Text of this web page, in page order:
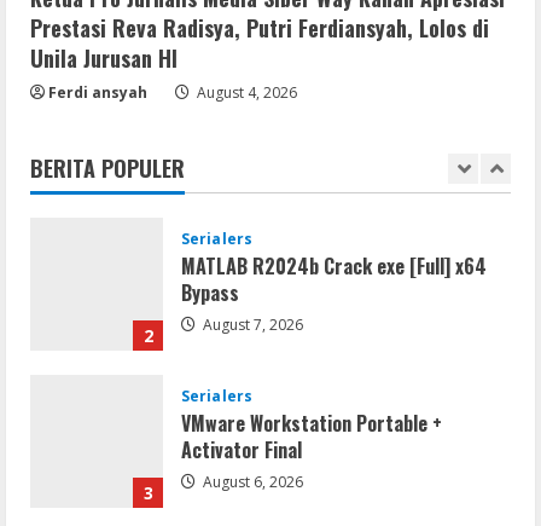
Prestasi Reva Radisya, Putri Ferdiansyah, Lolos di
Unila Jurusan HI
Ferdi ansyah August 4, 2026
BERITA POPULER
5 August 6, 2026
1
Remux
Coyote vs. Acme 2026 Pre-DVDRip
2
Serialers
MATLAB R2024b Crack exe [Full] x64
Bypass
August 7, 2026
3
Serialers
VMware Workstation Portable +
Activator Final
August 6, 2026